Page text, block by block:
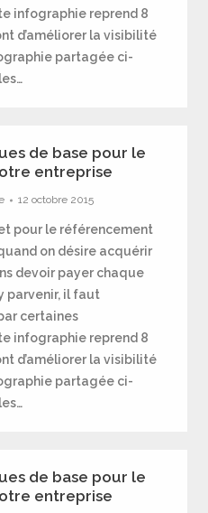
infographie reprend 8
d’améliorer la visibilité
partagée ci-
de base pour le
entreprise
12 octobre 2015
pour le référencement
on désire acquérir
devoir payer chaque
parvenir, il faut
certaines
infographie reprend 8
d’améliorer la visibilité
partagée ci-
de base pour le
entreprise